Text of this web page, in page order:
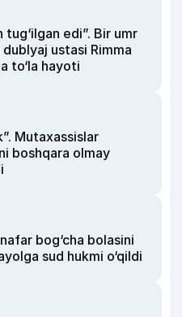
edi”. Bir umr
ustasi Rimma
to‘la hayoti
Mutaxassislar
boshqara olmay
bog‘cha bolasini
sud hukmi o‘qildi